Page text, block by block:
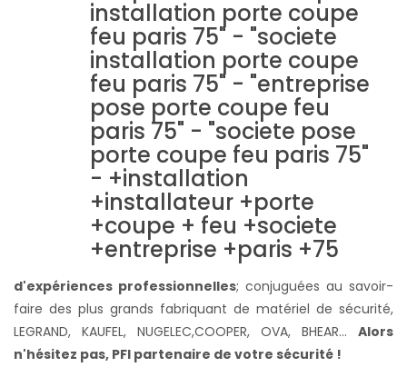
d'expériences professionnelles; conjuguées au savoir-
faire des plus grands fabriquant de matériel de sécurité,
LEGRAND, KAUFEL, NUGELEC,COOPER, OVA, BHEAR... Alors
n'hésitez pas, PFI partenaire de votre sécurité !